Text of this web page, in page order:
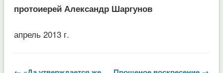
протоиерей Александр Шаргунов
апрель 2013 г.